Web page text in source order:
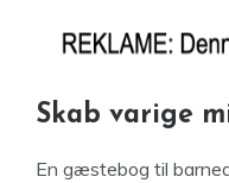
Skab varige
En gæstebog til